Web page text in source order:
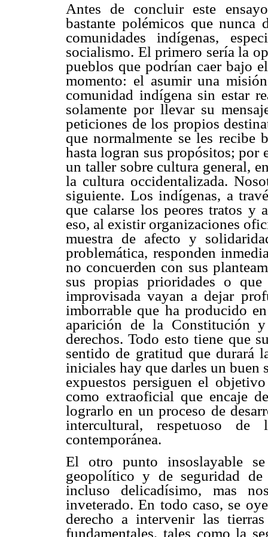
Antes de concluir este
bastante polémicos que nunca
comunidades indígenas,
socialismo. El primero sería la
pueblos que podrían caer bajo
momento: el asumir una
comunidad indígena sin estar
solamente por llevar su
peticiones de los propios
que normalmente se les recibe
hasta logran sus propósitos; por
un taller sobre cultura general,
la cultura occidentalizada.
siguiente. Los indígenas, a
que calarse los peores tratos y
eso, al existir organizaciones
muestra de afecto y
problemática, responden
no concuerden con sus
sus propias prioridades o que
improvisada vayan a dejar
imborrable que ha producido
aparición de la Constitución
derechos. Todo esto tiene que
sentido de gratitud que durará
iniciales hay que darles un buen
expuestos persiguen el
como extraoficial que encaje
lograrlo en un proceso de
intercultural, respetuoso
contemporánea.
El otro punto insoslayable
geopolítico y de seguridad de
incluso delicadísimo, mas
inveterado. En todo caso, se
derecho a intervenir las
fundamentales, tales como la